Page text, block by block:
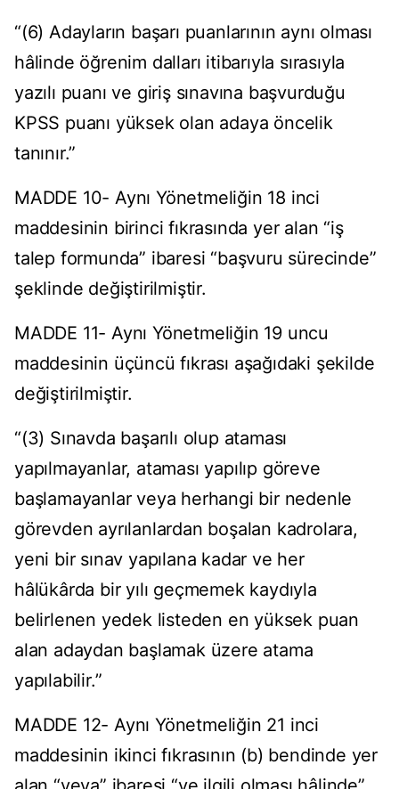
“(6) Adayların başarı puanlarının aynı olması
hâlinde öğrenim dalları itibarıyla sırasıyla
yazılı puanı ve giriş sınavına başvurduğu
KPSS puanı yüksek olan adaya öncelik
tanınır.”
MADDE 10- Aynı Yönetmeliğin 18 inci
maddesinin birinci fıkrasında yer alan “iş
talep formunda” ibaresi “başvuru sürecinde”
şeklinde değiştirilmiştir.
MADDE 11- Aynı Yönetmeliğin 19 uncu
maddesinin üçüncü fıkrası aşağıdaki şekilde
değiştirilmiştir.
“(3) Sınavda başarılı olup ataması
yapılmayanlar, ataması yapılıp göreve
başlamayanlar veya herhangi bir nedenle
görevden ayrılanlardan boşalan kadrolara,
yeni bir sınav yapılana kadar ve her
hâlükârda bir yılı geçmemek kaydıyla
belirlenen yedek listeden en yüksek puan
alan adaydan başlamak üzere atama
yapılabilir.”
MADDE 12- Aynı Yönetmeliğin 21 inci
maddesinin ikinci fıkrasının (b) bendinde yer